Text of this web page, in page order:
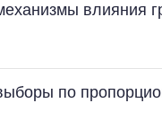
влияния
по